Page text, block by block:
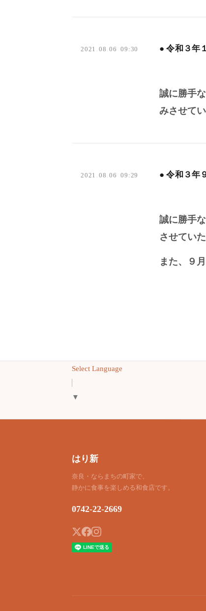
2021 . 08 . 06 09:30 ● 令和３年
誠に勝手
みさせて
2021 . 08 . 06 09:29 ● 令和３年
誠に勝手
させてい
また、９
Select Language
▼
はり新
奈良・ならまちの町家で、
静かに食事を楽しめる和食店です。
0742-22-2669